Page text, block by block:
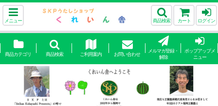
メニュー 商品検索 カート ログイン
商品カテゴリ 商品検索 ご利用案内 お問い合わせ
メルマガ登録・
解除
ポップアップメ
ニュー